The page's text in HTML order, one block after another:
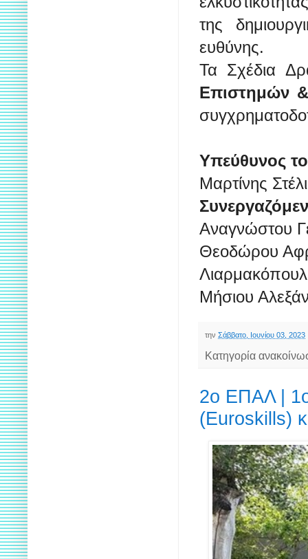
της
ευθύνης.
Τα Σχέδια
Επιστημών
Υπεύθυνος
Μαρτίνης
Αναγνώστου
Θεοδώρου
Μήσιου
την Σάββατο, Ιουνίου 03, 2023
Κατηγορία
2ο ΕΠΑΛ |
(Euroskills)